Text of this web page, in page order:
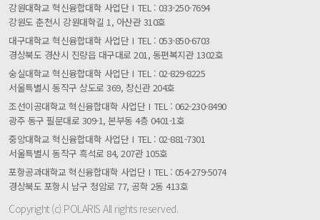
강원대학교 혁신융합대학 사업단 I TEL : 033-250-7694
강원도 춘천시 강원대학길 1, 아산관 310호
대구대학교 혁신융합대학 사업단 I TEL : 053-850-6703
경상북도 경산시 진량읍 대구대로 201, 동편복지관 1302호
숭실대학교 혁신융합대학 사업단 I TEL : 02-829-8225
서울특별시 동작구 상도로 369, 창신관 204호
조선이공대학교 혁신융합대학 사업단 I TEL : 062-230-8490
광주 동구 필문대로 309-1, 본부동 4층 0401-1호
중앙대학교 혁신융합대학 사업단 I TEL : 02-881-7301
서울특별시 동작구 흑석로 84, 207관 105호
포항공과대학교 혁신융합대학 사업단 I TEL : 054-279-5074
경상북도 포항시 남구 청암로 77, 공학 2동 413호
Copyright (c) POLARIS All rights reserved.